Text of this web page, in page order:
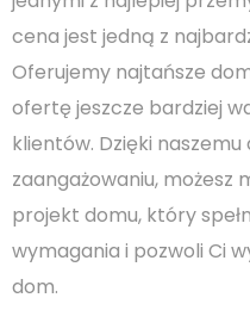
cena jest jedną z
Oferujemy najtańsze
ofertę jeszcze bardziej
klientów. Dzięki naszemu
zaangażowaniu, możesz
projekt domu, który
wymagania i pozwoli Ci
dom.